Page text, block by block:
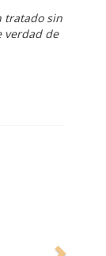
tratado sin
verdad de